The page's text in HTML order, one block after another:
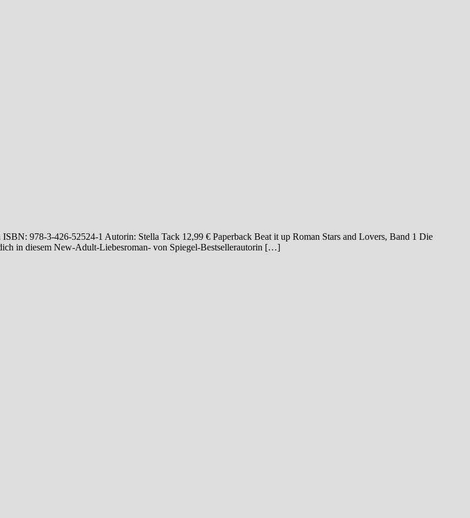
978-3-426-52524-1 Autorin: Stella Tack 12,99 € Paperback Beat it up Roman Stars and Lovers, Band 1 Die
in diesem New-Adult-Liebesroman- von Spiegel-Bestsellerautorin […]